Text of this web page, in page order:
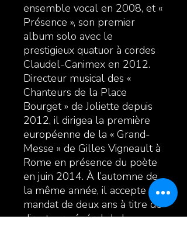
ensemble vocal en 2008, et «
Présence », son premier
album solo avec le
prestigieux quatuor à cordes
Claudel-Canimex en 2012.
Directeur musical des «
Chanteurs de la Place
Bourget » de Joliette depuis
2012, il dirigea la première
européenne de la « Grand-
Messe » de Gilles Vigneault à
Rome en présence du poète
en juin 2014. À l’automne de
la même année, il accepte un
mandat de deux ans à titre de
directeur général de la